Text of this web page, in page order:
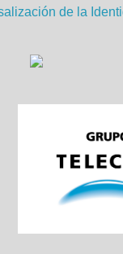
de la